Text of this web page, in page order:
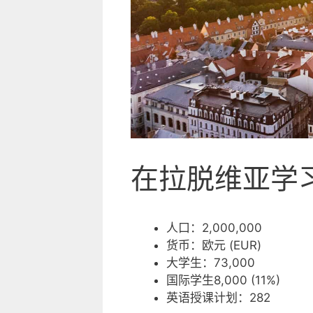
在拉脱维亚学
人口：2,000,000
货币：欧元 (EUR)
大学生：73,000
国际学生8,000 (11%)
英语授课计划：282